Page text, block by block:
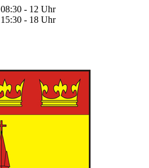
08:30 - 12 Uhr
15:30 - 18 Uhr